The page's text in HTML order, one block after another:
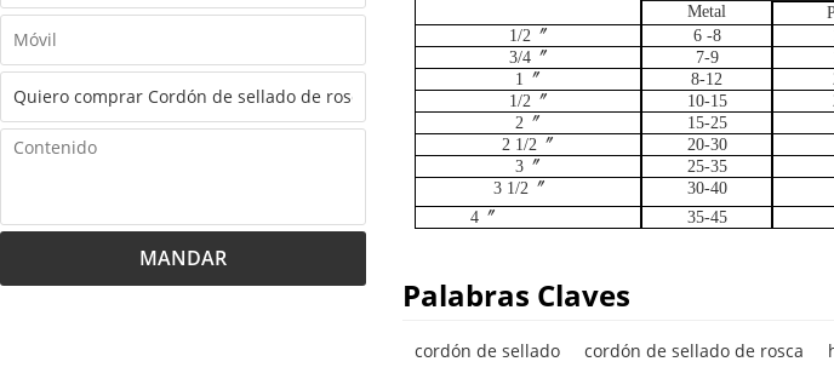
MANDAR
Metal
1/2 〞 6 -8
3/4〞 7-9
1 〞 8-12
1/2 〞 10-15
2 〞
15-25
2 1/2 〞
20-30
3 〞
25-35
3 1/2 〞
30-40
4〞 35-45
Palabras Claves
cordón de sellado cordón de sellado de rosca